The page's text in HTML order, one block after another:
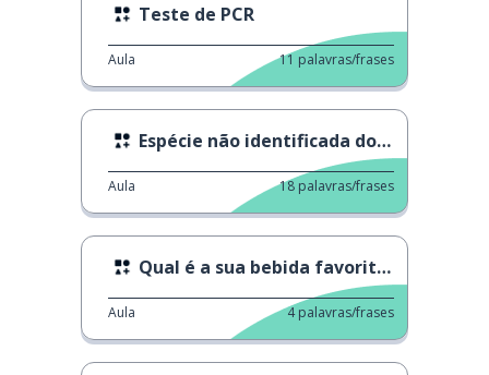
Teste de PCR
Aula 11 palavras/frases
Espécie não identificada do Japão
Aula 18 palavras/frases
Qual é a sua bebida favorita?
Aula 4 palavras/frases